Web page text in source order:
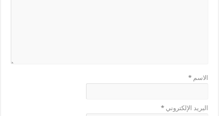
الاسم*
البريد الإلكتروني*